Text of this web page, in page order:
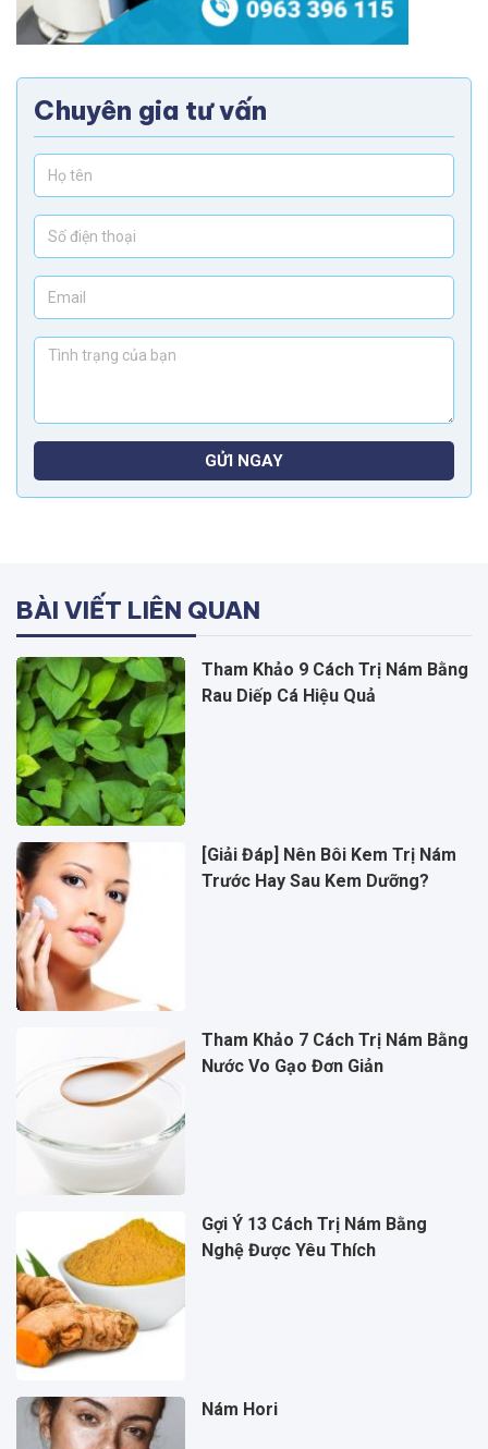
Chuyên gia tư vấn
GỬI NGAY
BÀI VIẾT LIÊN QUAN
Tham Khảo 9 Cách Trị Nám Bằng
Rau Diếp Cá Hiệu Quả
[Giải Đáp] Nên Bôi Kem Trị Nám
Trước Hay Sau Kem Dưỡng?
Tham Khảo 7 Cách Trị Nám Bằng
Nước Vo Gạo Đơn Giản
Gợi Ý 13 Cách Trị Nám Bằng
Nghệ Được Yêu Thích
Nám Hori